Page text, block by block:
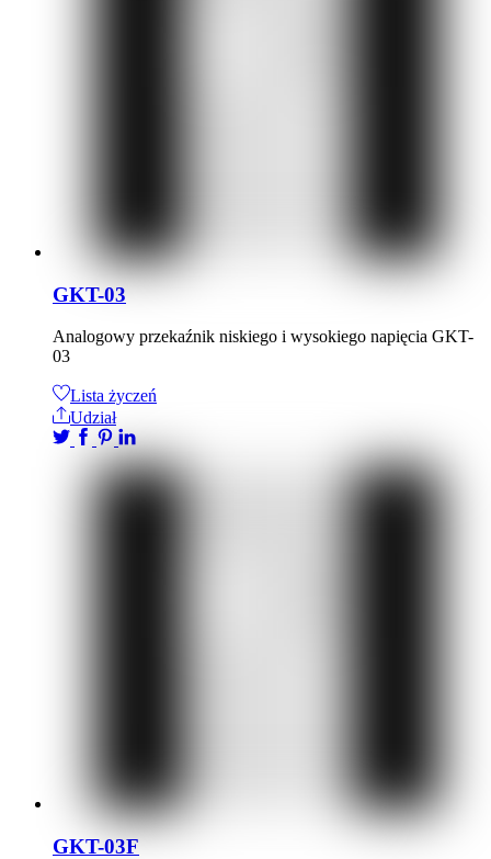
GKT-03
Analogowy przekaźnik niskiego i wysokiego napięcia GKT-
03
Lista życzeń
Udział
GKT-03F